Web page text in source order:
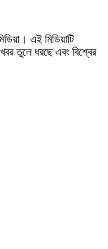
এই মিডিয়াটি
তুলে ধরছে এবং বিশ্বের